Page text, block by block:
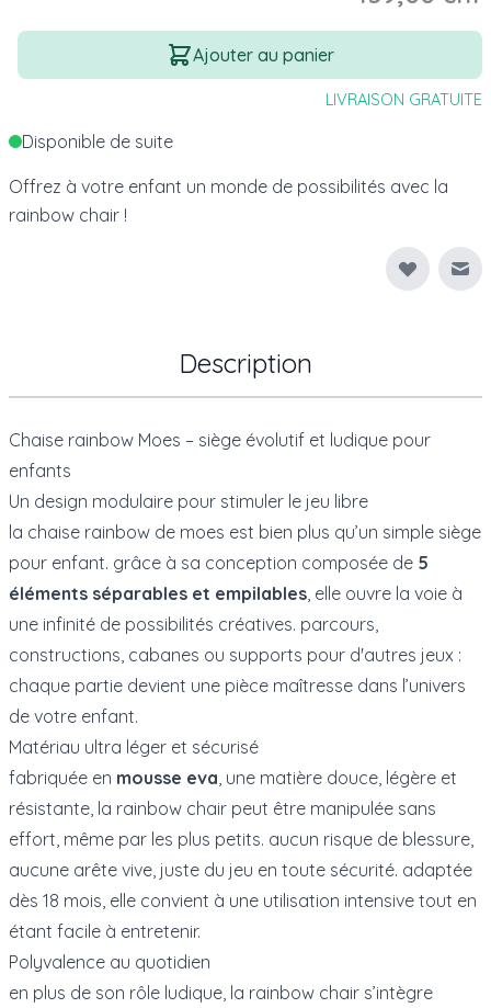
Quantité
Ajouter au panier
LIVRAISON GRATUITE
Disponible de suite
Offrez à votre enfant un monde de possibilités avec la
rainbow chair !
Description
Chaise rainbow Moes – siège évolutif et ludique pour
enfants
Un design modulaire pour stimuler le jeu libre
la chaise rainbow de moes est bien plus qu’un simple siège
pour enfant. grâce à sa conception composée de 5
éléments séparables et empilables , elle ouvre la voie à
une infinité de possibilités créatives. parcours,
constructions, cabanes ou supports pour d'autres jeux :
chaque partie devient une pièce maîtresse dans l’univers
de votre enfant.
Matériau ultra léger et sécurisé
fabriquée en mousse eva , une matière douce, légère et
résistante, la rainbow chair peut être manipulée sans
effort, même par les plus petits. aucun risque de blessure,
aucune arête vive, juste du jeu en toute sécurité. adaptée
dès 18 mois, elle convient à une utilisation intensive tout en
étant facile à entretenir.
Polyvalence au quotidien
en plus de son rôle ludique, la rainbow chair s’intègre